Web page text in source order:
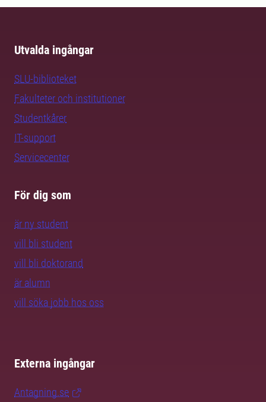
Utvalda ingångar
SLU-biblioteket
Fakulteter och institutioner
Studentkårer
IT-support
Servicecenter
För dig som
är ny student
vill bli student
vill bli doktorand
är alumn
vill söka jobb hos oss
Externa ingångar
Antagning.se